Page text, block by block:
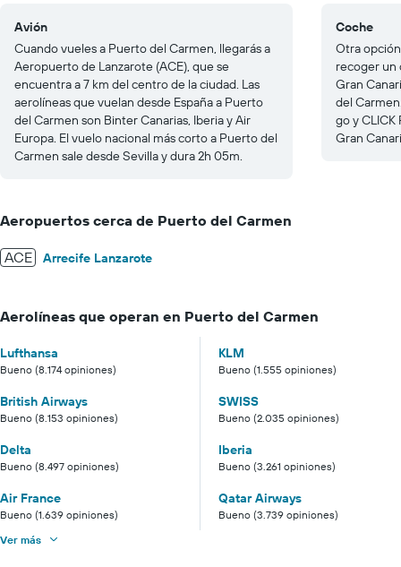
Avión
Cuando vueles a Puerto del Carmen, llegarás a
Aeropuerto de Lanzarote (ACE), que se
encuentra a 7 km del centro de la ciudad. Las
aerolíneas que vuelan desde España a Puerto
del Carmen son Binter Canarias, Iberia y Air
Europa. El vuelo nacional más corto a Puerto del
Carmen sale desde Sevilla y dura 2h 05m.
Coche
Otra
recoger un
Gran
del
go y CLICK
Gran
Aeropuertos cerca de Puerto del Carmen
ACE Arrecife Lanzarote
Aerolíneas que operan en Puerto del Carmen
Lufthansa
Bueno (8.174 opiniones)
KLM
Bueno (1.555 opiniones)
British Airways
Bueno (8.153 opiniones)
SWISS
Bueno (2.035 opiniones)
Delta
Bueno (8.497 opiniones)
Iberia
Bueno (3.261 opiniones)
Air France
Bueno (1.639 opiniones)
Qatar Airways
Bueno (3.739 opiniones)
Ver más